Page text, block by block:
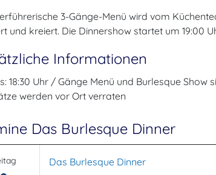
3-Gänge-Menü wird vom
und kreiert. Die Dinnershow startet um 19:00
Informationen
18:30 Uhr / Gänge Menü und Burlesque
werden vor Ort verraten
Das Burlesque Dinner
Das Burlesque Dinner